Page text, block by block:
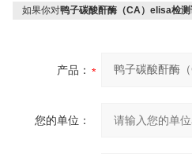
如果你对鸭子碳酸酐酶（CA）elisa检
产品：
您的单位：